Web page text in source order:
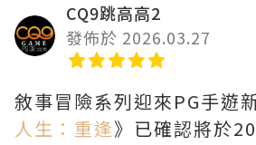
CQ9跳高高2
發佈於 2026.03.27
敘事冒險系列迎來PG手遊
人生：重逢》已確認將於